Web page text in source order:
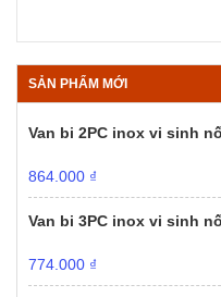
SẢN PHẨM MỚI
Van bi 2PC inox vi sinh
864.000 ₫
Van bi 3PC inox vi sinh
774.000 ₫